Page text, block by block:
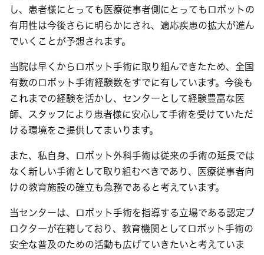
し、患者様にとっても医療従事者側にとってもロボットの
有用性は今後さらに明らかにされ、適応疾患の拡大が進ん
でいくことが予想されます。
当院は早くからロボット手術に取り組んできたため、全国
有数のロボット手術経験数をすでに有しています。今後も
これまでの経験を活かし、センターとして経験豊富な医
師、スタッフにより患者様に安心して手術を受けていただ
ける環境をご提供してまいります。
また、私自身、ロボット外科手術は従来の手術の延長では
なく新しい手術として取り組むべきであり、医療従事者向
けの教育施設の確立も急務であると考えています。
当センターは、ロボット手術を指導する立場である認定プ
ロクターが在籍しており、教育機関としてロボット手術の
安全な普及のための活動も広げていきたいと考えていま